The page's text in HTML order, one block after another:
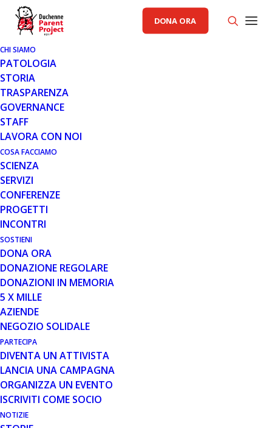
DONA ORA
CHI SIAMO
PATOLOGIA
STORIA
TRASPARENZA
GOVERNANCE
STAFF
LAVORA CON NOI
COSA FACCIAMO
SCIENZA
SERVIZI
CONFERENZE
PROGETTI
INCONTRI
SOSTIENI
DONA ORA
DONAZIONE REGOLARE
DONAZIONI IN MEMORIA
5 X MILLE
AZIENDE
NEGOZIO SOLIDALE
PARTECIPA
DIVENTA UN ATTIVISTA
LANCIA UNA CAMPAGNA
ORGANIZZA UN EVENTO
ISCRIVITI COME SOCIO
NOTIZIE
COMUNICATI,NOTIZIE
21 OTT 2025
SOSTEGNINRETE.IT: NASCE LA
PRIMA PIATTAFORMA IN ITALIA
CHE METTE IN CONTATTO
PERSONE CON DISABILITÀ E
ASSISTENTI PERSONALI